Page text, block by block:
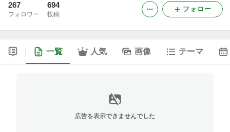
267
フォロワー
694
投稿
フォロー
一覧 人気 画像 テーマ
広告を表示できませんでした